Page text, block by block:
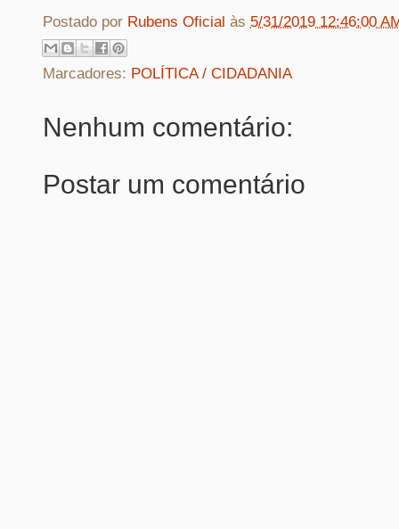
Postado por Rubens Oficial às 5/31/2019 12:46:00
Marcadores: POLÍTICA / CIDADANIA
Nenhum comentário:
Postar um comentário